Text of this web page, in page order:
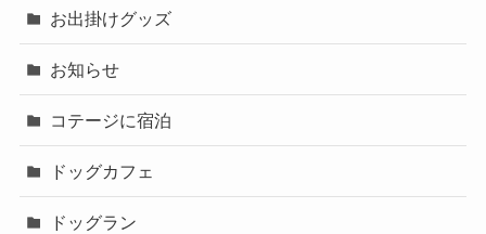
お出掛けグッズ
お知らせ
コテージに宿泊
ドッグカフェ
ドッグラン